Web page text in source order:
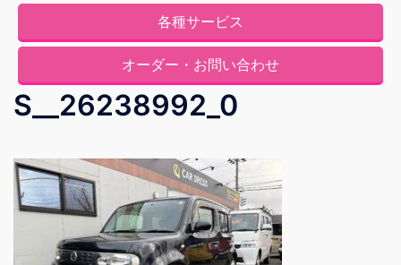
各種サービス
オーダー・お問い合わせ
S__26238992_0